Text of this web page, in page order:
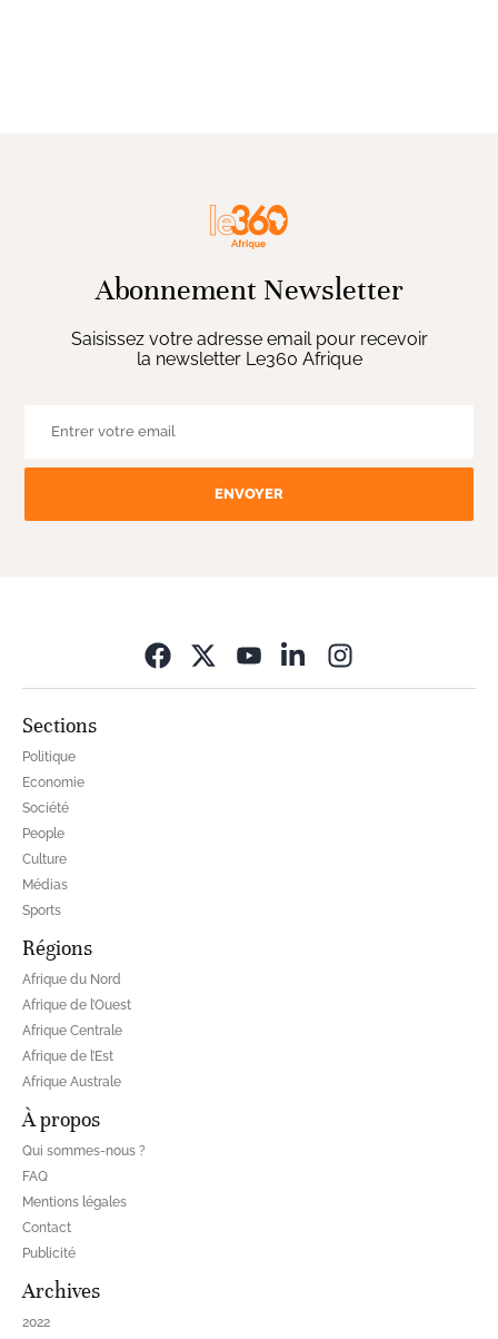
Abonnement Newsletter
Saisissez votre adresse email pour recevoir
la newsletter Le360 Afrique
ENVOYER
Sections
Politique
Economie
Société
People
Culture
Médias
Sports
Régions
Afrique du Nord
Afrique de l’Ouest
Afrique Centrale
Afrique de l’Est
Afrique Australe
À propos
Qui sommes-nous ?
FAQ
Mentions légales
Contact
Publicité
Archives
2022